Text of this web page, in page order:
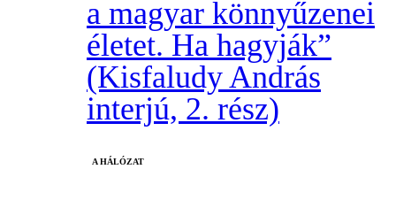
a magyar könnyűzenei
életet. Ha hagyják”
(Kisfaludy András
interjú, 2. rész)
A HÁLÓZAT